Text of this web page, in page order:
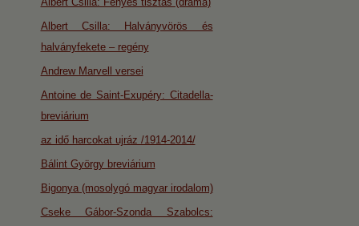
Albert Csilla: Halványvörös és
halványfekete – regény
Andrew Marvell versei
Antoine de Saint-Exupéry: Citadella-
breviárium
az idő harcokat ujráz /1914-2014/
Bálint György breviárium
Bigonya (mosolygó magyar irodalom)
Cseke Gábor-Szonda Szabolcs: